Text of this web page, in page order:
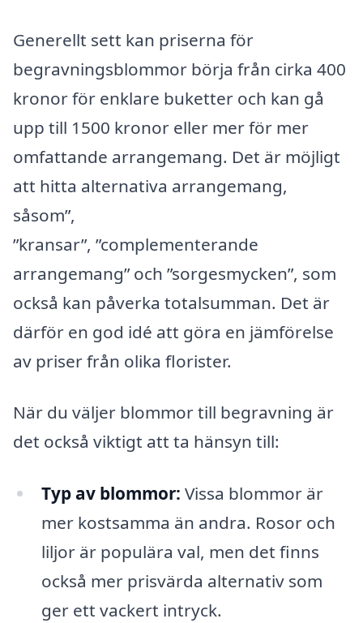
Generellt sett kan priserna för
begravningsblommor börja från cirka 400
kronor för enklare buketter och kan gå
upp till 1500 kronor eller mer för mer
omfattande arrangemang. Det är möjligt
att hitta alternativa arrangemang,
såsom”,
”kransar”, ”complementerande
arrangemang” och ”sorgesmycken”, som
också kan påverka totalsumman. Det är
därför en god idé att göra en jämförelse
av priser från olika florister.
När du väljer blommor till begravning är
det också viktigt att ta hänsyn till:
Typ av blommor: Vissa blommor är
mer kostsamma än andra. Rosor och
liljor är populära val, men det finns
också mer prisvärda alternativ som
ger ett vackert intryck.